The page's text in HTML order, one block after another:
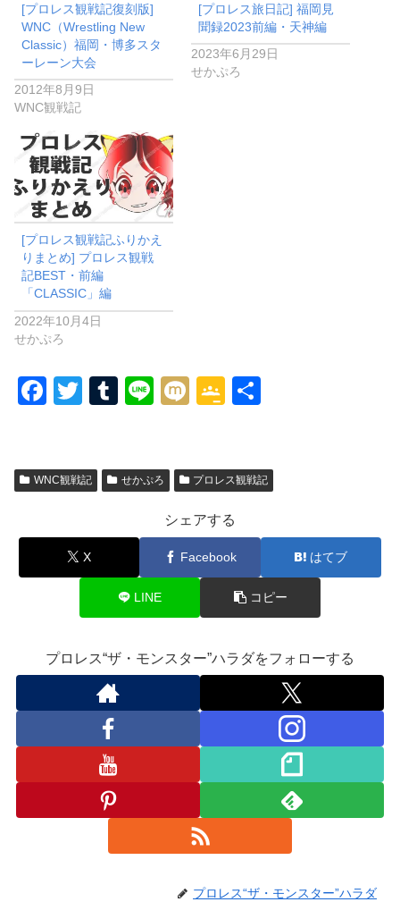
[プロレス観戦記復刻版]
WNC（Wrestling New
Classic）福岡・博多スタ
ーレーン大会
2012年8月9日
WNC観戦記
[プロレス旅日記] 福岡見
聞録2023前編・天神編
2023年6月29日
せかぷろ
[プロレス観戦記ふりかえ
りまとめ] プロレス観戦
記BEST・前編
「CLASSIC」編
2022年10月4日
せかぷろ
F
e
o
T
er
T
bl
Li
M
G
gl
Cl
a
ss
ro
o
m
WNC観戦記 せかぷろ プロレス観戦記
シェアする
X Facebook はてブ
LINE コピー
プロレス“ザ・モンスター”ハラダをフォローする
プロレス“ザ・モンスター”ハラダ